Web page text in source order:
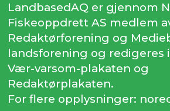
LandbasedAQ er gjennom
Fiskeoppdrett AS medlem
Redaktørforening og
landsforening og redigeres
Vær-varsom-plakaten og
Redaktørplakaten.
For flere opplysninger: